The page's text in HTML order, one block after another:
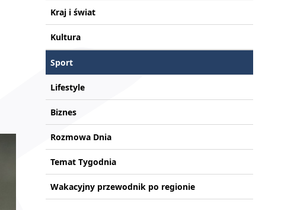
Kraj i świat
Kultura
Sport
Lifestyle
Biznes
Rozmowa Dnia
Temat Tygodnia
Wakacyjny przewodnik po regionie